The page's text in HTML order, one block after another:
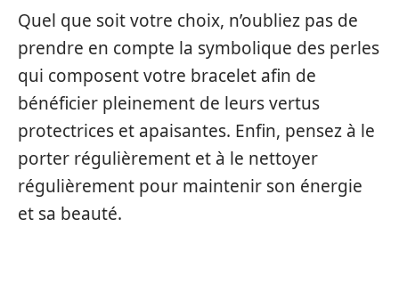
Quel que soit votre choix, n’oubliez pas de
prendre en compte la symbolique des perles
qui composent votre bracelet afin de
bénéficier pleinement de leurs vertus
protectrices et apaisantes. Enfin, pensez à le
porter régulièrement et à le nettoyer
régulièrement pour maintenir son énergie
et sa beauté.